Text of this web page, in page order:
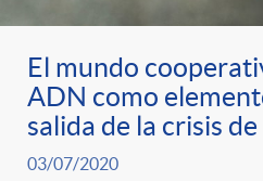
El mundo
ADN como
salida de la crisis
03/07/2020